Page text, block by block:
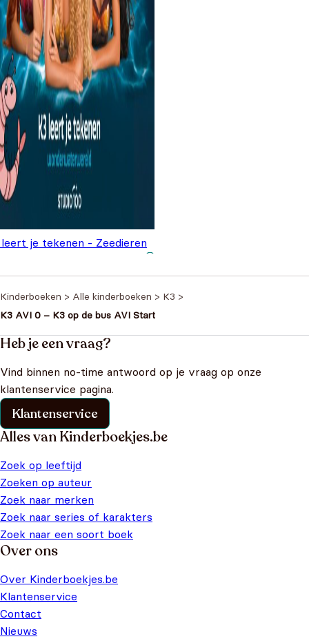
je tekenen - Zeedieren
Kinderboeken > Alle kinderboeken > K3 >
K3 AVI 0 – K3 op de bus AVI Start
Heb je een vraag?
Vind binnen no-time antwoord op je vraag op onze
klantenservice pagina.
Klantenservice
Alles van Kinderboekjes.be
Zoek op leeftijd
Zoeken op auteur
Zoek naar merken
Zoek naar series of karakters
Zoek naar een soort boek
Over ons
Over Kinderboekjes.be
Klantenservice
Contact
Nieuws